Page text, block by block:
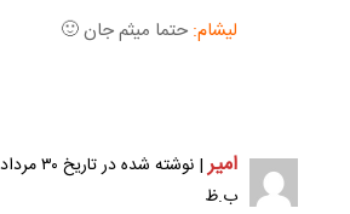
لیشام: حتما میثم جان 🙂
امیر
ب.ظ